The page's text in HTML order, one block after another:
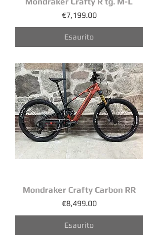
Prezzo
€7,199.00
Esaurito
Mondraker Crafty Carbon RR
Prezzo
€8,499.00
Esaurito